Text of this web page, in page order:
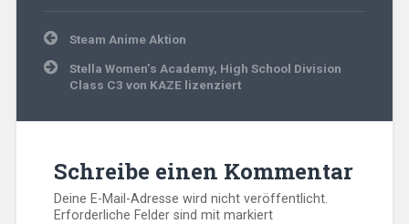
Beitragsnavigation
Steam Anime Aktion
Stella Women’s Academy, High School Division
Class C3 von KAZE lizenziert
Schreibe einen Kommentar
Deine E-Mail-Adresse wird nicht veröffentlicht.
Erforderliche Felder sind mitmarkiert